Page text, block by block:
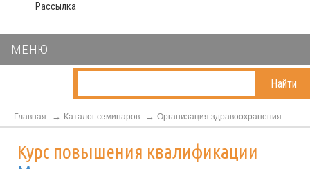
Рассылка
МЕНЮ
Найти
Главная Каталог семинаров Организация здравоохранения
Курс повышения квалификации